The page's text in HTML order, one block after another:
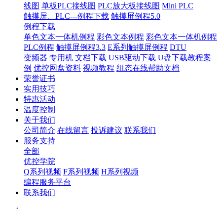
线图 单板PLC接线图 PLC放大板接线图 Mini PLC
触摸屏、PLC---例程下载 触摸屏例程5.0
例程下载
单色文本一体机例程 彩色文本例程 彩色文本一体机例程
PLC例程 触摸屏例程3.3 E系列触摸屏例程 DTU
变频器 专用机 文档下载 USB驱动下载 U盘下载教程案
例 优控网盘资料 视频教程 组态在线帮助文档
荣誉证书
实用技巧
特惠活动
温度控制
关于我们
公司简介 在线留言 投诉建议 联系我们
服务支持
全部
优控学院
Q系列视频 F系列视频 H系列视频
编程服务平台
联系我们